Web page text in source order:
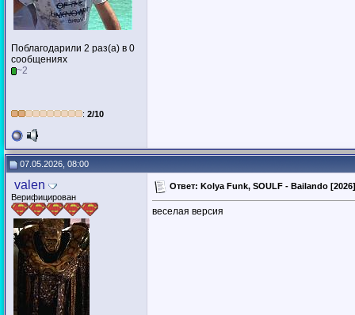
Поблагодарили 2 раз(а) в 0
сообщениях
~2
: 2/10
07.05.2026, 08:00
valen
Верифицирован
Ответ: Kolya Funk, SOULF - Bailando [2026]
веселая версия